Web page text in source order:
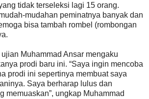
tidak terseleksi lagi 15 orang.
mudahan peminatnya banyak dan
bisa tambah rombel (rombongan
Muhammad Ansar mengaku
prodi baru ini. “Saya ingin mencoba
prodi ini sepertinya membuat saya
Saya berharap lulus dan
memuaskan”, ungkap Muhammad